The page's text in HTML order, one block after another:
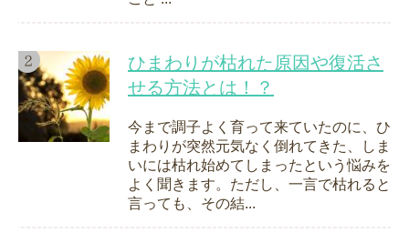
ひまわりが枯れた原因や復活さ
せる方法とは！？
今まで調子よく育って来ていたのに、ひ
まわりが突然元気なく倒れてきた、しま
いには枯れ始めてしまったという悩みを
よく聞きます。ただし、一言で枯れると
言っても、その結...